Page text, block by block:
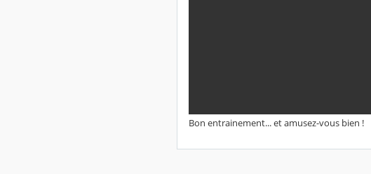
Bon entrainement... et amusez-vous bien !